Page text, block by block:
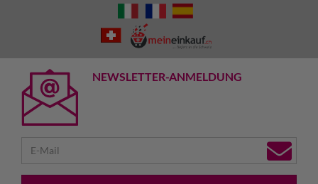
NEWSLETTER-ANMELDUNG